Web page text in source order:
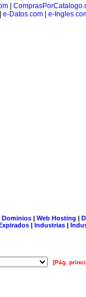
|
e-Datos.com e-
Dominios| Web Hosting |
| Industrias |
[Pág.